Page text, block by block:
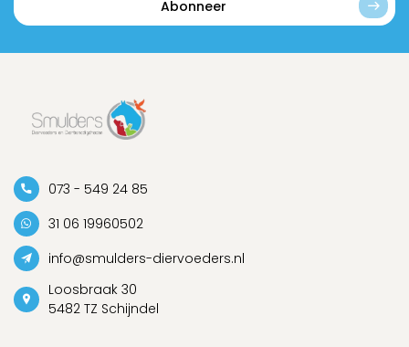
Abonneer
073 - 549 24 85
31 06 19960502
info@smulders-diervoeders.nl
Loosbraak 30
5482 TZ Schijndel